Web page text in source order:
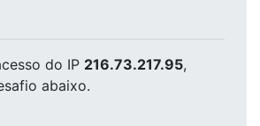
do IP 216.73.217.95,
abaixo.